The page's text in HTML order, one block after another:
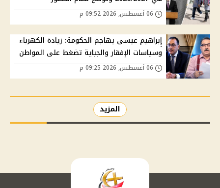
إبراهيم عيسى يهاجم الحكومة: زيادة الكهرباء
وسياسات الإفقار والجباية تضغط على المواطن
المزيد